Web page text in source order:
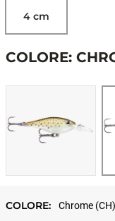
4 cm
COLORE:
COLORE: Chrome (CH)